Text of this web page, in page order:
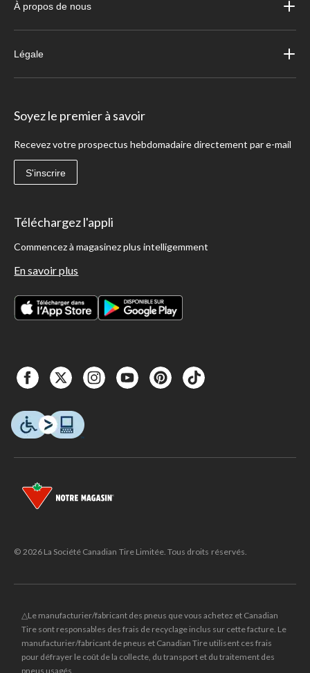
À propos de nous
Légale
Soyez le premier à savoir
Recevez votre prospectus hebdomadaire directement par e-mail
S'inscrire
Téléchargez l'appli
Commencez à magasinez plus intelligemment
En savoir plus
© 2026 La Société Canadian Tire Limitée. Tous droits réservés.
△Le manufacturier/fabricant des pneus que vous achetez et Canadian
Tire sont responsables des frais de recyclage inclus sur cette facture. Le
manufacturier/fabricant de pneus et Canadian Tire utilisent ces frais
pour défrayer le coût de la collecte, du transport et du traitement des
pneus usagés.